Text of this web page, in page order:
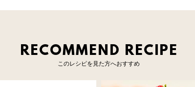
RECOMMEND RECIPE
このレシピを見た方へおすすめ